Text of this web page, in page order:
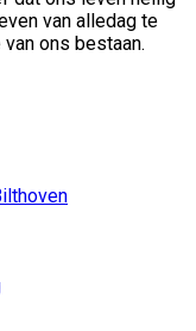
van alledag te
ons bestaan.